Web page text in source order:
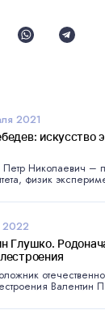
2021
искусство
Николаевич –
физик
Глушко.
Валентин